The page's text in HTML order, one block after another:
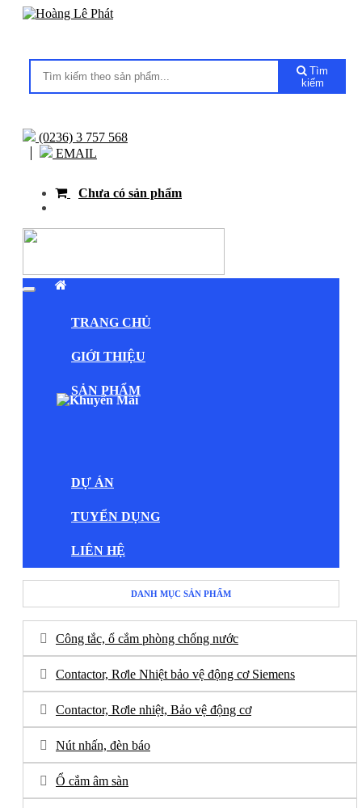
Tìm
kiếm
(0236) 3 757 568
EMAIL
Chưa có sản phẩm
TRANG CHỦ
GIỚI THIỆU
SẢN PHẨM
DỰ ÁN
TUYỂN DỤNG
LIÊN HỆ
DANH MỤC SẢN PHẨM
Công tắc, ổ cắm phòng chống nước
Contactor, Rơle Nhiệt bảo vệ động cơ Siemens
Contactor, Rơle nhiệt, Bảo vệ động cơ
Nút nhấn, đèn báo
Ổ cắm âm sàn